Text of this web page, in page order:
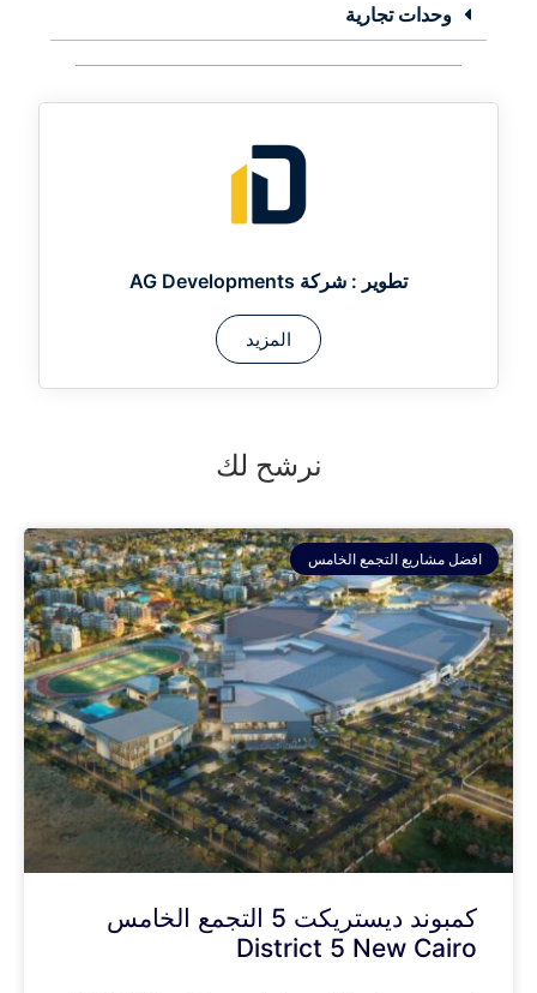
وحدات تجارية
تطوير : شركة AG Developments
المزيد
نرشح لك
افضل مشاريع التجمع الخامس
كمبوند ديستريكت 5 التجمع الخامس
District 5 New Cairo